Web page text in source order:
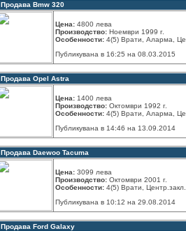
Продава Bmw 320
Цена: 4800 лева
Производство: Ноември 1999 г.
Особенности: 4(5) Врати, Аларма,
Публикувана в 16:25 на 08.03.2015
Продава Opel Astra
Цена: 1400 лева
Производство: Октомври 1992 г.
Особенности: 4(5) Врати, Аларма,
Публикувана в 14:46 на 13.09.2014
Продава Daewoo Tacuma
Цена: 3099 лева
Производство: Октомври 2001 г.
Особенности: 4(5) Врати,
Публикувана в 10:12 на 29.08.2014
Продава Ford Galaxy